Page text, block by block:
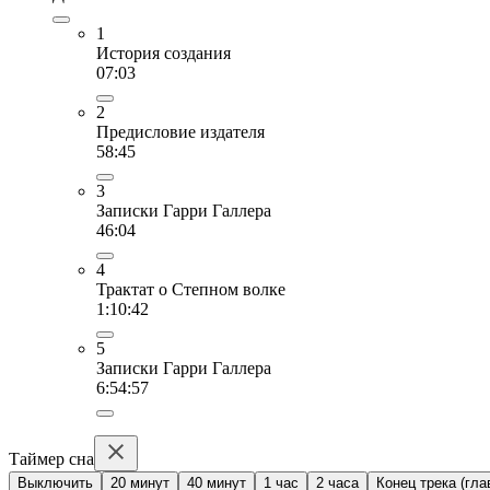
1
История создания
07:03
2
Предисловие издателя
58:45
3
Записки Гарри Галлера
46:04
4
Трактат о Степном волке
1:10:42
5
Записки Гарри Галлера
6:54:57
Таймер сна
Выключить 20 минут 40 минут 1 час 2 часа Конец трека